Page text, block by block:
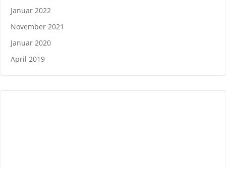
Januar 2022
November 2021
Januar 2020
April 2019